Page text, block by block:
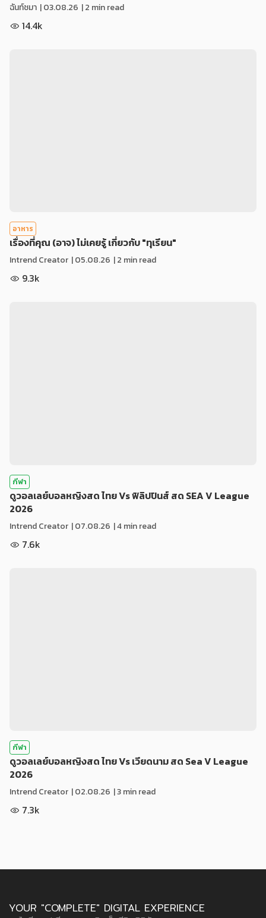
ฉันท์ชมา |03.08.26 | 2 min read
14.4k
อาหาร
เรื่องที่คุณ (อาจ) ไม่เคยรู้ เกี่ยวกับ "ทุเรียน"
Intrend Creator |05.08.26 | 2 min read
9.3k
กีฬา
ดูวอลเลย์บอลหญิงสด ไทย Vs ฟิลิปปินส์ สด SEA V League
2026
Intrend Creator |07.08.26 | 4 min read
7.6k
กีฬา
ดูวอลเลย์บอลหญิงสด ไทย Vs เวียดนาม สด Sea V League
2026
Intrend Creator |02.08.26 | 3 min read
7.3k
YOUR "COMPLETE" DIGITAL EXPERIENCE